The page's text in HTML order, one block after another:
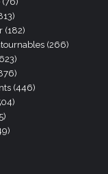
(182)
(266)
(446)